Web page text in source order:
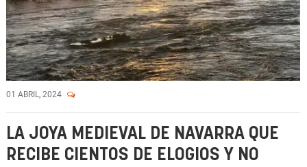
01 ABRIL, 2024
LA JOYA MEDIEVAL DE NAVARRA QUE
RECIBE CIENTOS DE ELOGIOS Y NO